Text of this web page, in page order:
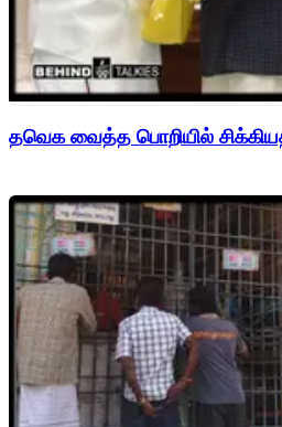
தவெக வைத்த பொறியில்